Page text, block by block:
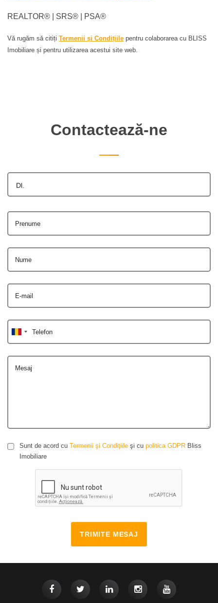
REALTOR®️ | SRS®️ | PSA®️
Vă rugăm să citiți Termenii și Condițiile pentru colaborarea cu BLISS
Imobiliare și pentru utilizarea acestui site web.
Contactează-ne
Dl.
Prenume
Nume
E-mail
Telefon
Mesaj
Sunt de acord cu Termenii şi Condiţiile şi cu politica GDPR Bliss
Imobiliare
TRIMITE MESAJ